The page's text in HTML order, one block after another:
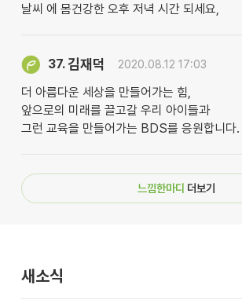
날씨 에 몸건강한 오후 저녁 시간 되세요,
37.김재덕 2020.08.12 17:03
더 아름다운 세상을 만들어가는 힘,
앞으로의 미래를 끌고갈 우리 아이들과
그런 교육을 만들어가는 BDS를 응원합니다.
느낌한마디 더보기
새소식